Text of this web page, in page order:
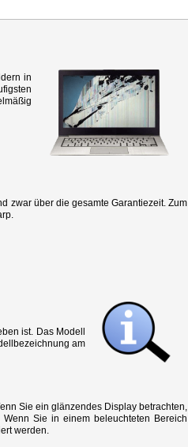
in
zwar über die gesamte Garantiezeit. Zum
ist. Das Modell
am
Sie ein glänzendes Display betrachten,
Sie in einem beleuchteten Bereich
werden.